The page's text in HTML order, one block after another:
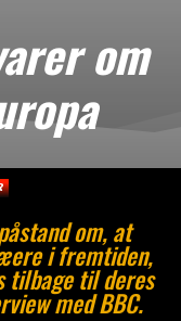
om
om, at
i fremtiden,
tilbage til deres
med BBC.